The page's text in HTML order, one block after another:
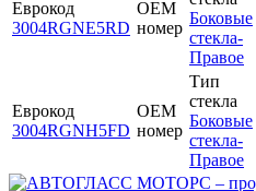
Еврокод
3004RGNE5RD
OEM
номер
Боковые
стекла-
Правое
Еврокод
3004RGNH5FD
OEM
номер
Тип
стекла
Боковые
стекла-
Правое